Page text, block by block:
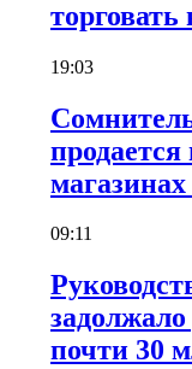
19:03
09:11
почти 30